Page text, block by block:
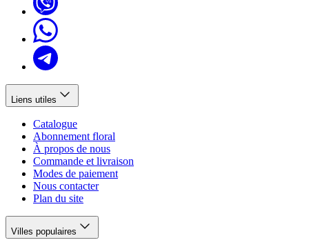
Liens utiles
Catalogue
Abonnement floral
À propos de nous
Commande et livraison
Modes de paiement
Nous contacter
Plan du site
Villes populaires